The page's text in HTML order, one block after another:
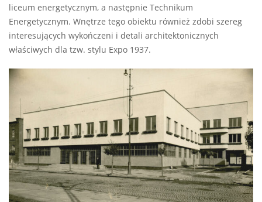
liceum energetycznym, a następnie Technikum
Energetycznym. Wnętrze tego obiektu również zdobi szereg
interesujących wykończeni i detali architektonicznych
właściwych dla tzw. stylu Expo 1937.